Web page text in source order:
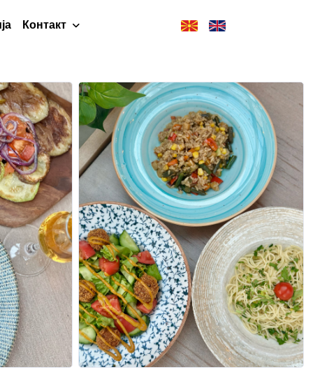
Контакт